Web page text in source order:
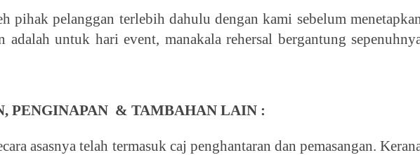
pihak pelanggan terlebih dahulu dengan kami sebelum
adalah untuk hari event, manakala rehersal bergantung
PENGINAPAN & TAMBAHAN LAIN :
asasnya telah termasuk caj penghantaran dan pemasangan.